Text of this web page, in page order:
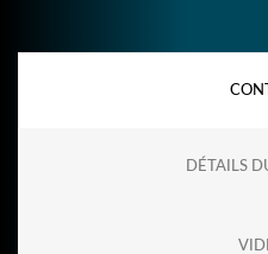
DÉTAILS